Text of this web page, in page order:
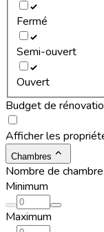
Fermé
Semi-ouvert
Ouvert
Budget de
Afficher les
Chambres
Nombre de
Minimum
Maximum